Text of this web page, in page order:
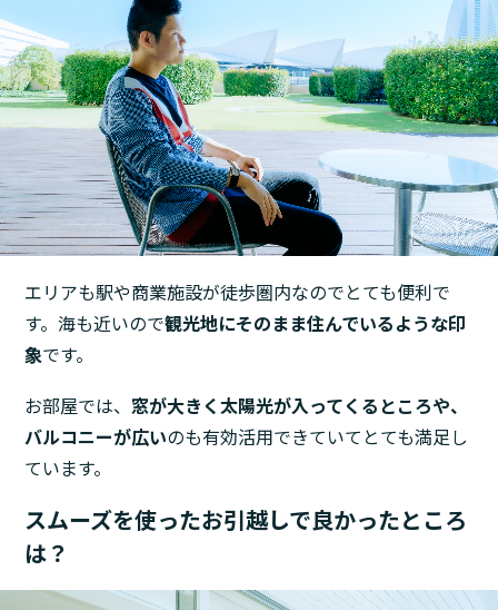
エリアも駅や商業施設が徒歩圏内なのでとても便利で
す。海も近いので観光地にそのまま住んでいるような印
象です。
お部屋では、窓が大きく太陽光が入ってくるところや、
バルコニーが広いのも有効活用できていてとても満足し
ています。
スムーズを使ったお引越しで良かったところ
は？